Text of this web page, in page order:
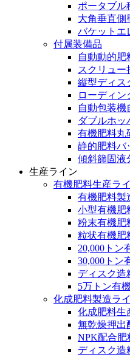
ポータブル
大角垂直側
バケットエ
付属装備品
自動動的肥
スクリュー
縦型ディス
ローディン
自動包装機
ダブルホッ
有機肥料丸
静的肥料バ
傾斜篩固液
生産ライン
有機肥料生産ラ
有機肥料製
小型有機肥
粉末有機肥
粒状有機肥
20,000トン
30,000トン
ディスク造
5万トン有
化成肥料製造ラ
化成肥料生
無乾燥押出
NPK配合肥
ディスク造